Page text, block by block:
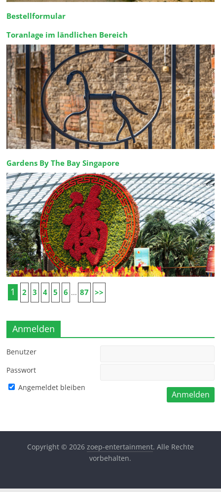
Bestellformular
Toranlage im ländlichen Bereich
Gardens By The Bay Singapore
1 2 3 4 5 6 ... 87 >>
Anmelden
Benutzer
Passwort
Angemeldet bleiben
Copyright © 2026 zoep-entertainment. Alle Rechte
vorbehalten.